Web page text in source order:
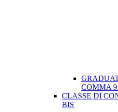
COMMA 9
CLASSE DI
BIS